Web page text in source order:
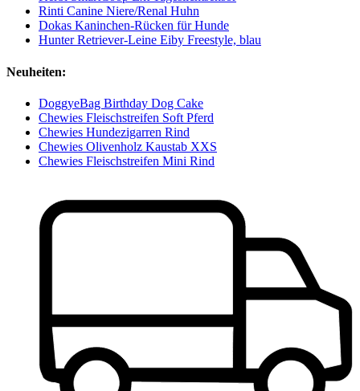
Rinti Canine Niere/Renal Huhn
Dokas Kaninchen-Rücken für Hunde
Hunter Retriever-Leine Eiby Freestyle, blau
Neuheiten:
DoggyeBag Birthday Dog Cake
Chewies Fleischstreifen Soft Pferd
Chewies Hundezigarren Rind
Chewies Olivenholz Kaustab XXS
Chewies Fleischstreifen Mini Rind